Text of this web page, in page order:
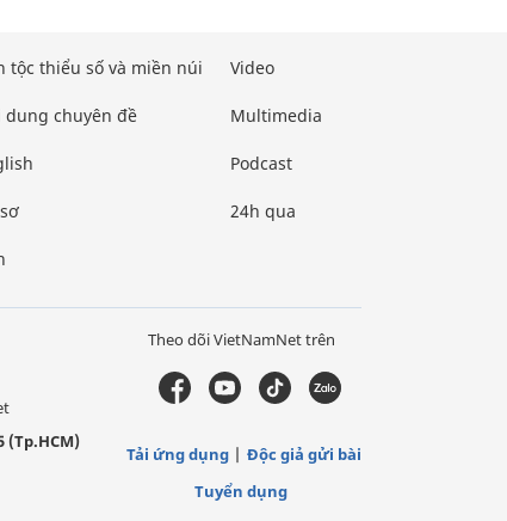
tộc thiểu số và miền núi
dung chuyên đề
Video
Multimedia
Podcast
24h qua
(Tp.HCM)
Theo dõi VietNamNet trên
Tải ứng dụng
Độc giả gửi bài
Tuyển dụng